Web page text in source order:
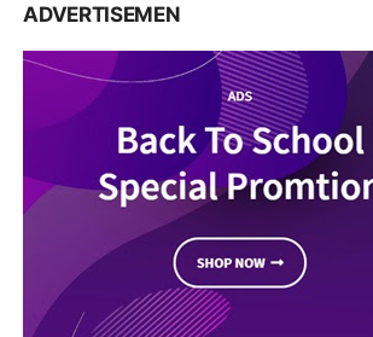
ADVERTISEMEN